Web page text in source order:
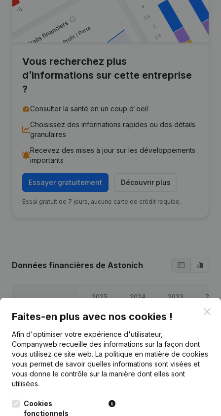
Vous recherchez plus
d’informations sur cette entreprise
?
Consulter la santé en un coup d'oeil
Choisissez des informations rapides ou des détails
granulaires
Recevez des mises à jour sur les développements
importants
Essayer gratuitement Découvrir plus
Essai gratuit de 7 jours, aucune carte de crédit requise.
Données financières de Astonich
2025 2024 2023 2022
Bénéfices/pertes € 21 454 € 26 611 € 7 106
Capitaux propres €2 759 €1 305 € 44 693 €
Marge brute 28 615 € 33 080
Faites-en plus avec nos cookies !
Afin d'optimiser votre expérience d'utilisateur,
Companyweb recueille des informations sur la façon dont
vous utilisez ce site web. La politique en matière de cookies
vous permet de savoir quelles informations sont visées et
vous donne le contrôle sur la manière dont elles sont
utilisées.
Cookies
fonctionnels